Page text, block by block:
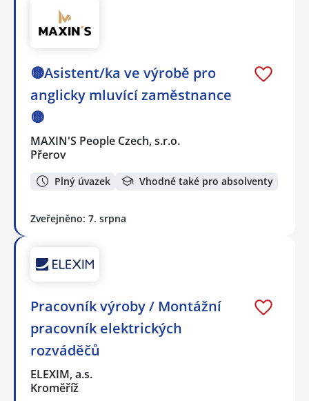
🟡Asistent/ka ve výrobě pro
anglicky mluvící zaměstnance
🟡
MAXIN'S People Czech, s.r.o.
Přerov
Plný úvazek Vhodné také pro absolventy
Zveřejněno: 7. srpna
Pracovník výroby / Montážní
pracovník elektrických
rozváděčů
ELEXIM, a.s.
Kroměříž